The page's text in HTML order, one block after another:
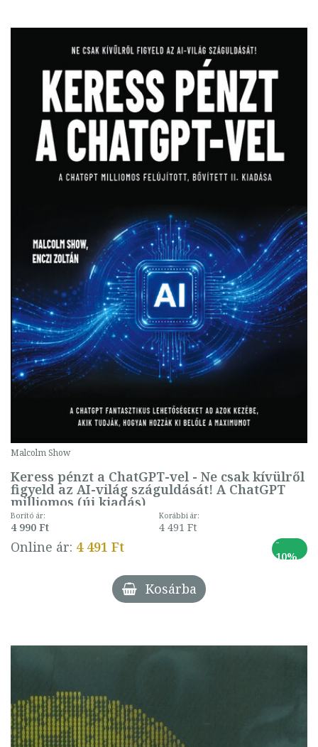
Malcolm Show
Keress pénzt a ChatGPT-vel - Ne csak kívülről
figyeld az AI-világ száguldását! A ChatGPT
milliomos (új kiadás)
Borító ár:
4 990 Ft
Korábbi ár:
4 491 Ft
Online ár: 4 491 Ft
-
10%
Kosárba